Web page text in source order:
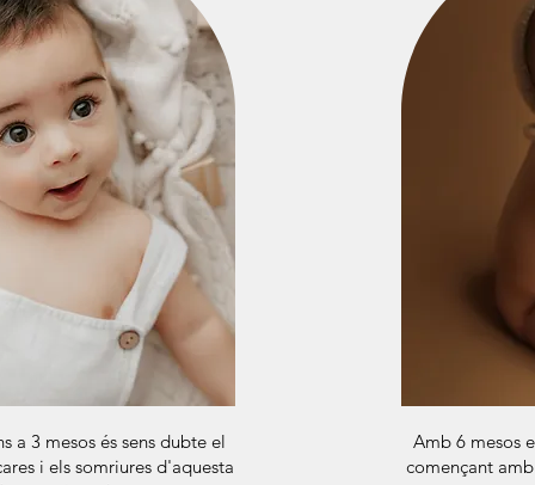
a 3 mesos és sens dubte el
i els somriures d'aquesta
Amb 6 mesos
començant